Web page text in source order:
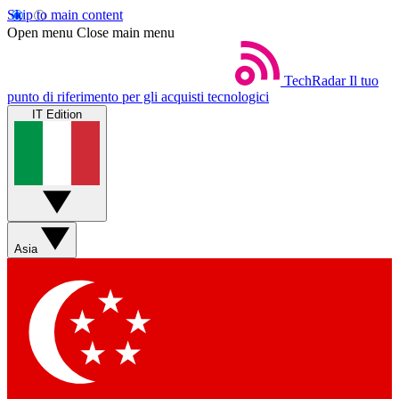
Skip to main content
Open menu Close main menu
TechRadar Il tuo
punto di riferimento per gli acquisti tecnologici
IT Edition
Asia